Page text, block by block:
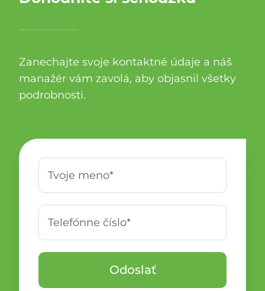
Zanechajte svoje kontaktné údaje a náš
manažér vám zavolá, aby objasnil všetky
podrobnosti.